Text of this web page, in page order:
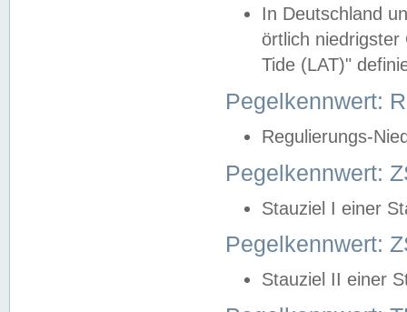
In Deutschland
örtlich
Tide (LAT)"
Pegelkennwert:
Regulierungs-
Pegelkennwert:
Stauziel I einer
Pegelkennwert:
Stauziel II einer